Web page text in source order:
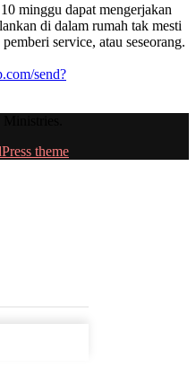
minggu dapat mengerjakan
di dalam rumah tak mesti
service, atau seseorang.
send?
theme